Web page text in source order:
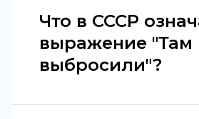
Что в СССР
выражение "Там
выбросили"?